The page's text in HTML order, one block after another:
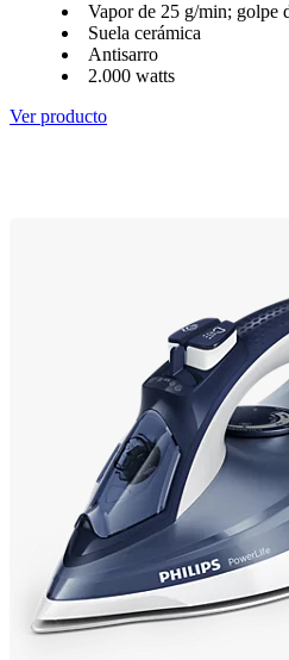
Vapor de 25 g/min; golpe
Suela cerámica
Antisarro
2.000 watts
Ver producto